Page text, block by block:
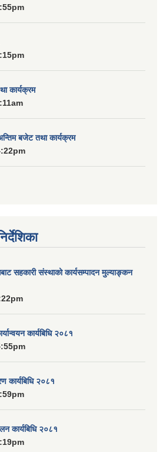
कार्यक्रम
बजेट तथा कार्यक्रम
सहकारी संस्थाको कार्यसम्पादन मुल्याङ्कन
कार्यबिधि २०८१
कार्यबिधि २०८१
कार्यबिधि २०८१